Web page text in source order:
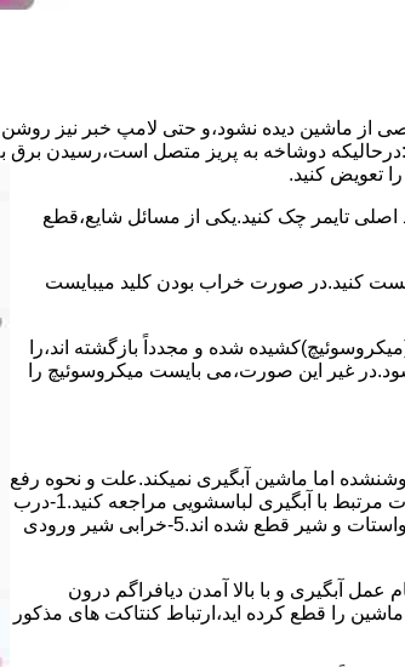
از ﻣﺎﺷﯿﻦ دﯾﺪه نشود،و حتی ﻻﻣﭗ ﺧﺒﺮ ﻧﯿﺰ روﺷﻦ
و ﯾﺎ ﮐﺎﺑﻞ راﺑﻂ ﻣﻌﯿﻮب ﺷﺪه است.نحوه رفع:درحالیکه دوﺷﺎﺧﻪ ﺑﻪ ﭘﺮﯾﺰ ﻣﺘﺼﻞ
ﺗﻌﻮﯾﺾ کنید.
اﺻﻠﯽ ﺗﺎﯾﻤﺮ چک کنید.یکی از مسائل شایع،ﻗﻄﻊ
ﺗﺴﺖ ﮐﻨﯿﺪ.در ﺻﻮرت ﺧﺮاب ﺑﻮدن ﮐﻠﯿﺪ میبایست
شده و مجدداً بازگشته اند،را
ﻏﯿﺮ اﯾﻦ ﺻﻮرت،می بایست ﻣﯿﮑﺮوﺳﻮﺋﯿﭻ را
اﻣﺎ ﻣﺎﺷﯿﻦ آﺑﮕﯿﺮی نمیکند.ﻋﻠﺖ و نحوه رﻓﻊ
مشکل:آبگیری کند ماشین لباسشویی و یا آبگیر نکردن آن می تواند دلایل متفاوتی داشته باشد.برای مطالعه بیشتر می توانید به مشکلات مرتبط با آبگیری لباسشویی مراجعه کنید.1-درب
ﻣﺎﺷﯿﻦ ﺑﺎز اﺳﺖ.2-ﻣﯿﮑﺮوﺳﻮﺋﯿﭻ ﺧﺮاب اﺳﺖ.3-ﻫﯿﺪرواﺳﺘﺎت ﺧﺮاب اﺳﺖ.4-سیمهای راﺑﻂ ﺑﯿﻦ ﮐﻠﯿﺪ ﺗﺎﯾﻤﺮ لباسشویی،ﻣﯿﮑﺮوﺳﻮﺋﯿﭻ،ﻫﯿﺪرواﺳﺘﺎت و ﺷﯿﺮ ﻗﻄﻊ ﺷﺪه اند.5-خرابی شیر ورودی
ﺧﺮاب اﺳﺖ.نحوه رﻓﻊ:ﭘﺲ از اﺗﻤﺎم عمل آﺑﮕﯿﺮی و ﺑﺎ ﺑﺎﻻ آﻣﺪن دﯾﺎﻓﺮاﮔﻢ درون
ﺑﺮق ﻣﺎﺷﯿﻦ را ﻗﻄﻊ کرده اید،ارﺗﺒﺎط ﮐﻨﺘﺎﮐﺖ ﻫﺎی ﻣﺬﮐﻮر